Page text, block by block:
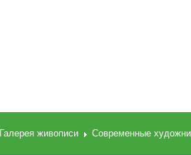
Галерея живописи Современные